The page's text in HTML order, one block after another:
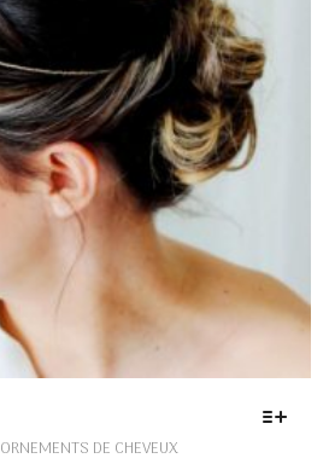
ORNEMENTS DE CHEVEUX